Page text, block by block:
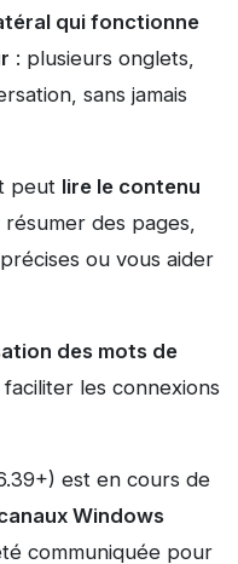
qui fonctionne
: plusieurs onglets,
sans jamais
peut lire le contenu
des pages,
ou vous aider
des mots de
les connexions
est en cours de
Windows
communiquée pour